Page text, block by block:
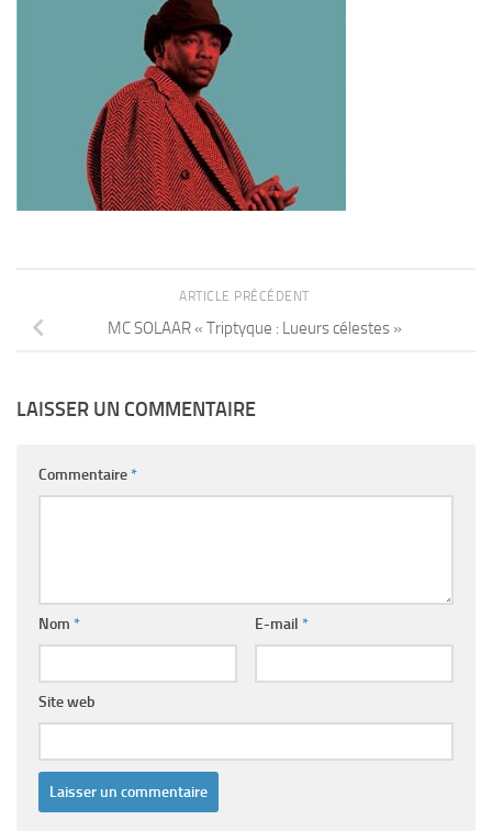
ARTICLE PRÉCÉDENT
MC SOLAAR « Triptyque : Lueurs célestes »
LAISSER UN COMMENTAIRE
Commentaire*
Nom * E-mail *
Site web